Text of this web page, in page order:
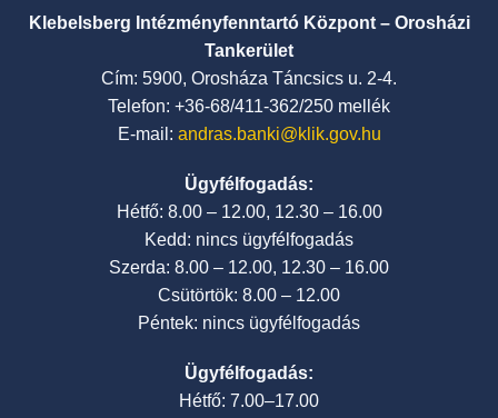
Klebelsberg Intézményfenntartó Központ – Orosházi
Tankerület
Cím: 5900, Orosháza Táncsics u. 2-4.
Telefon: +36-68/411-362/250 mellék
E-mail: andras.banki@klik.gov.hu
Ügyfélfogadás:
Hétfő: 8.00 – 12.00, 12.30 – 16.00
Kedd: nincs ügyfélfogadás
Szerda: 8.00 – 12.00, 12.30 – 16.00
Csütörtök: 8.00 – 12.00
Péntek: nincs ügyfélfogadás
Ügyfélfogadás:
Hétfő: 7.00–17.00